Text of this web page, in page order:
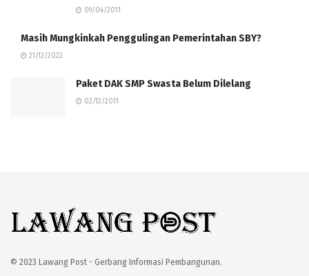
09/04/2011
Masih Mungkinkah Penggulingan Pemerintahan SBY?
21/12/2022
Paket DAK SMP Swasta Belum Dilelang
02/12/2011
© 2023 Lawang Post - Gerbang Informasi Pembangunan.